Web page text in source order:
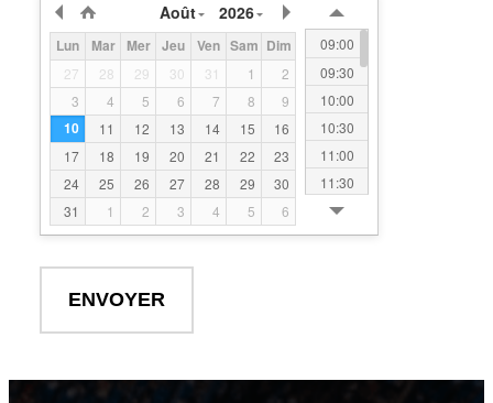
14:30
15:00
15:30
16:00
16:30
17:00
17:30
Août 2026
Lun Mar Mer Jeu Ven Sam Dim
27 28 29 30 31 1
2
3
4 5 6 7 8 9
10 11 12 13 14 15
16
17
18 19 20 21 22
23
24
25 26 27 28 29
30
31
1 2 3 4 5 6
09:00
09:30
10:00
10:30
11:00
11:30
12:00
12:30